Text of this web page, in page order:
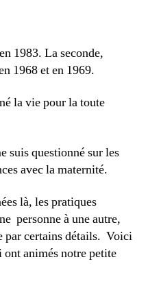
1983. La seconde,
1968 et en 1969.
la vie pour la toute
suis questionné sur les
avec la maternité.
là, les pratiques
personne à une autre,
par certains détails. Voici
animés notre petite